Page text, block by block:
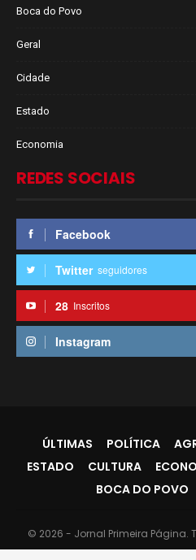
Boca do Povo
Geral
Cidade
Estado
Economia
REDES SOCIAIS
Facebook
Twitter seguidores
28 Inscritos
Instagram
ÚLTIMAS POLÍTICA
ESTADO
CULTURA
BOCA DO POVO
© 2026 - Jornal Primeira Página.